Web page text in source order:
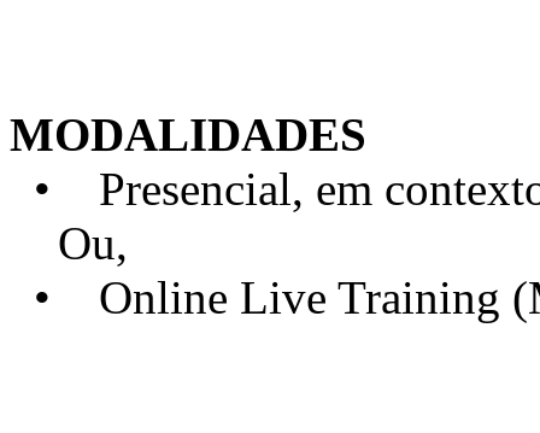
MODALIDADES
• Presencial, em
Ou,
• Online Live Training